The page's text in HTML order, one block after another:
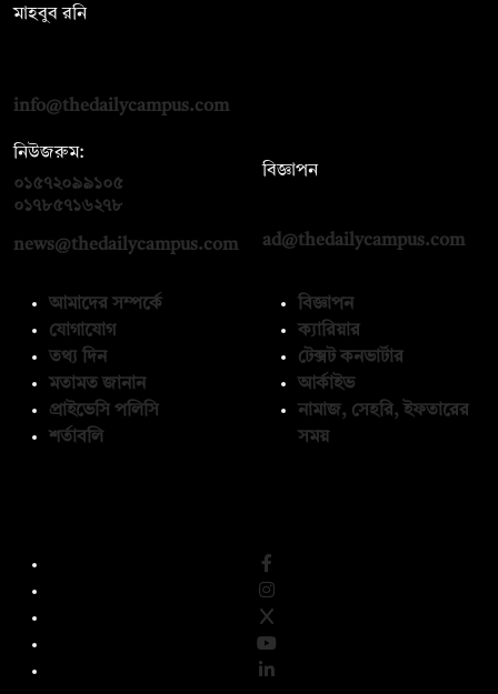
মাহবুব রনি
info@thedailycampus.com
নিউজরুম:
০১৫৭২০৯৯১০৫
০১৭৮৫৭১৬২৭৮
news@thedailycampus.com
বিজ্ঞাপন
ad@thedailycampus.com
আমাদের সম্পর্কে
যোগাযোগ
তথ্য দিন
মতামত জানান
প্রাইভেসি পলিসি
শর্তাবলি
বিজ্ঞাপন
ক্যারিয়ার
টেক্সট কনভার্টার
আর্কাইভ
নামাজ, সেহরি, ইফতারের
সময়